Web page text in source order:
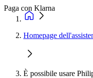
Paga con Klarna
Homepage
È possibile usare